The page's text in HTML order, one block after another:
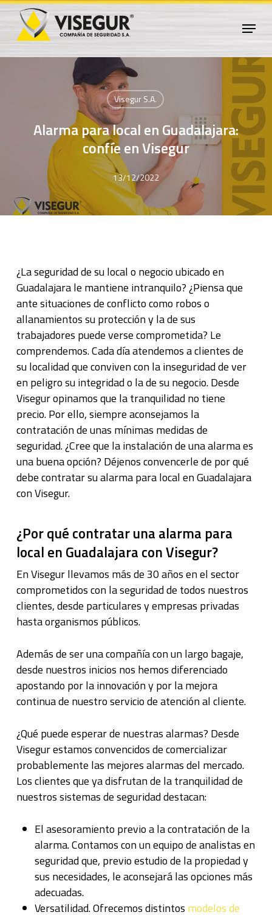
Skip
main
content
Menu
Visegur S.A.
Alarma para local en Guadalajara:
confíe en Visegur
13/12/2022
¿La seguridad de su local o negocio ubicado en
Guadalajara le mantiene intranquilo? ¿Piensa que
ante situaciones de conflicto como robos o
allanamientos su protección y la de sus
trabajadores puede verse comprometida? Le
comprendemos. Cada día atendemos a clientes de
su localidad que conviven con la inseguridad de ver
en peligro su integridad o la de su negocio. Desde
Visegur opinamos que la tranquilidad no tiene
precio. Por ello, siempre aconsejamos la
contratación de unas mínimas medidas de
seguridad. ¿Cree que la instalación de una alarma es
una buena opción? Déjenos convencerle de por qué
debe contratar su alarma para local en Guadalajara
con Visegur.
¿Por qué contratar una alarma para
local en Guadalajara con Visegur?
En Visegur llevamos más de 30 años en el sector
comprometidos con la seguridad de todos nuestros
clientes, desde particulares y empresas privadas
hasta organismos públicos.
Además de ser una compañía con un largo bagaje,
desde nuestros inicios nos hemos diferenciado
apostando por la innovación y por la mejora
continua de nuestro servicio de atención al cliente.
¿Qué puede esperar de nuestras alarmas? Desde
Visegur estamos convencidos de comercializar
probablemente las mejores alarmas del mercado.
Los clientes que ya disfrutan de la tranquilidad de
nuestros sistemas de seguridad destacan:
El asesoramiento previo a la contratación de la
alarma. Contamos con un equipo de analistas en
seguridad que, previo estudio de la propiedad y
sus necesidades, le aconsejará las opciones más
adecuadas.
Versatilidad. Ofrecemos distintos modelos de
Close
Menu